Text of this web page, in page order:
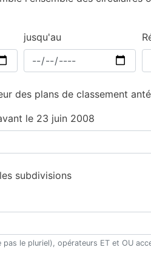
jusqu'au
des plans de classement
le 23 juin 2008
subdivisions
le pluriel), opérateurs ET et OU